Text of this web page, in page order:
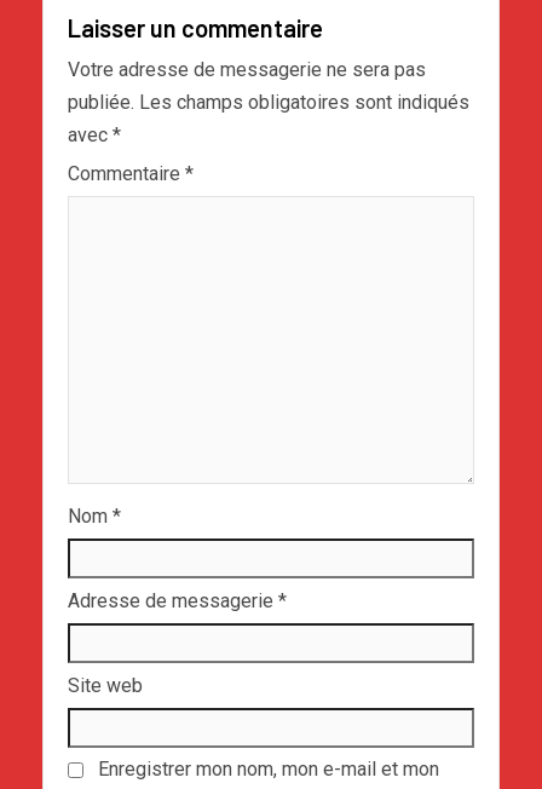
Laisser un commentaire
Votre adresse de messagerie ne sera pas
publiée. Les champs obligatoires sont indiqués
avec *
Commentaire *
Nom *
Adresse de messagerie *
Site web
Enregistrer mon nom, mon e-mail et mon